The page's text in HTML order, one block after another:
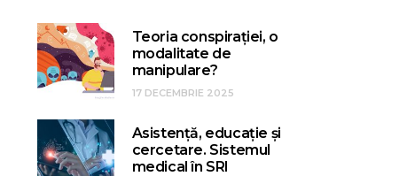
Teoria conspirației, o
modalitate de
manipulare?
17 DECEMBRIE 2025
Asistență, educație și
cercetare. Sistemul
medical în SRI